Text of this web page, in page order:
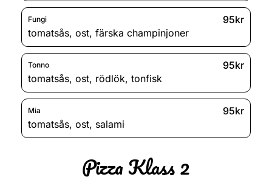
Fungi
95kr
tomatsås, ost, färska champinjoner
Tonno
95kr
tomatsås, ost, rödlök, tonfisk
Mia
95kr
tomatsås, ost, salami
Pizza Klass 2